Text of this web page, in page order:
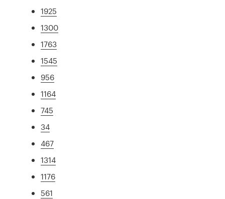
1925
1300
1763
1545
956
1164
745
34
467
1314
1176
561